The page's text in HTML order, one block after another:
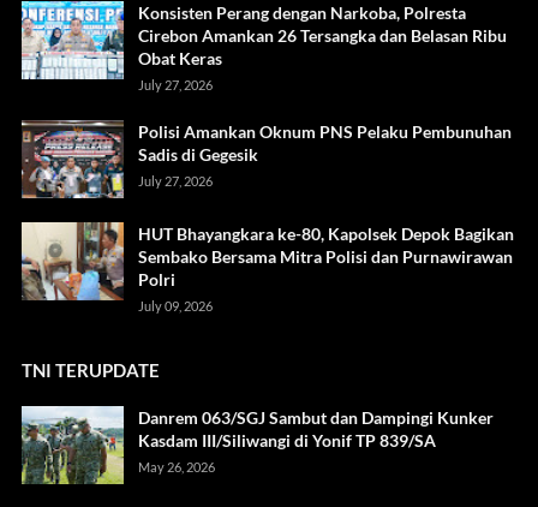
Konsisten Perang dengan Narkoba, Polresta
Cirebon Amankan 26 Tersangka dan Belasan Ribu
Obat Keras
July 27, 2026
Polisi Amankan Oknum PNS Pelaku Pembunuhan
Sadis di Gegesik
July 27, 2026
HUT Bhayangkara ke-80, Kapolsek Depok Bagikan
Sembako Bersama Mitra Polisi dan Purnawirawan
Polri
July 09, 2026
TNI TERUPDATE
Danrem 063/SGJ Sambut dan Dampingi Kunker
Kasdam III/Siliwangi di Yonif TP 839/SA
May 26, 2026